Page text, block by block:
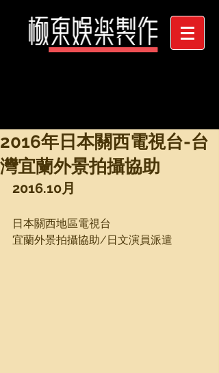
2016年日本關西電視台-台
灣宜蘭外景拍攝協助
2016.10月
日本關西地區電視台
宜蘭外景拍攝協助/日文演員派遣